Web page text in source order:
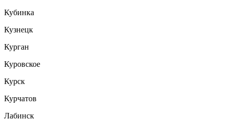
Кубинка
Кузнецк
Курган
Куровское
Курск
Курчатов
Лабинск